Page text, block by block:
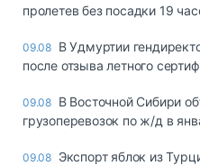
пролетев без посадки 19
09.08 В Удмуртии
после отзыва летного
09.08 В Восточной Сибири
грузоперевозок по ж/д в
09.08 Экспорт яблок из